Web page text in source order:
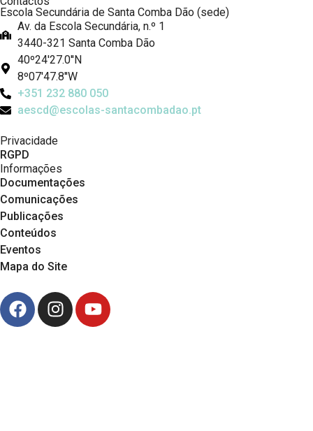
Escola Secundária de Santa Comba Dão (sede)
Av. da Escola Secundária, n.º 1
3440-321 Santa Comba Dão
40º24'27.0''N
8º07'47.8''W
+351 232 880 050
aescd@escolas-santacombadao.pt
Privacidade
RGPD
Informações
Documentações
Comunicações
Publicações
Conteúdos
Eventos
Mapa do Site